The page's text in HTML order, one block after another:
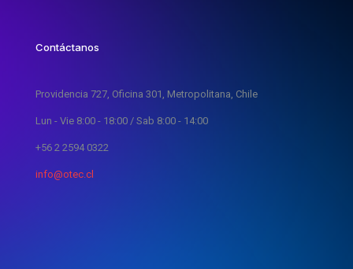
Contáctanos
Providencia 727, Oficina 301, Metropolitana, Chile
Lun - Vie 8:00 - 18:00 / Sab 8:00 - 14:00
+56 2 2594 0322
info@otec.cl